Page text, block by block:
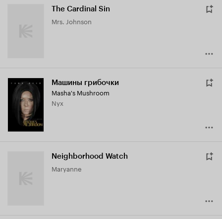
The Cardinal Sin
Mrs. Johnson
Машины грибочки
Masha's Mushroom
Nyx
Neighborhood Watch
Maryanne